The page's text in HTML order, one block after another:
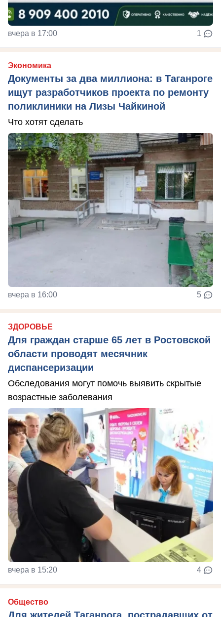
вчера в 17:00 1
Экономика
Документы за два миллиона: в Таганроге
ищут разработчиков проекта по ремонту
поликлиники на Лизы Чайкиной
Что хотят сделать
вчера в 16:00 5
ЗДОРОВЬЕ
Для граждан старше 65 лет в Ростовской
области проводят месячник
диспансеризации
Обследования могут помочь выявить скрытые
возрастные заболевания
вчера в 15:20 4
Общество